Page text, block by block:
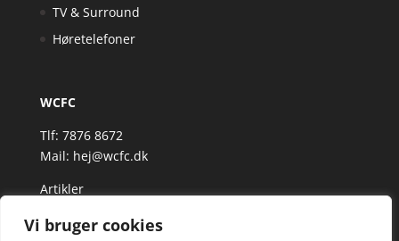
Vi bruger cookies
TV & Surround
Høretelefoner
WCFC
Tlf: 7876 8672
Mail: hej@wcfc.dk
Artikler